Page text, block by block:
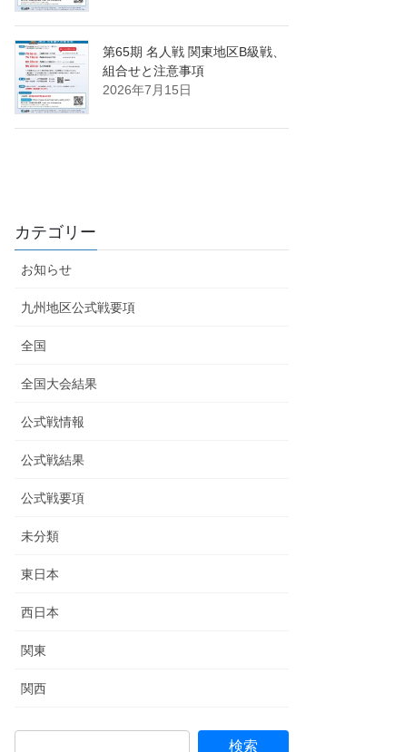
第65期 名人戦 関東地区B級戦、
組合せと注意事項
2026年7月15日
カテゴリー
お知らせ
九州地区公式戦要項
全国
全国大会結果
公式戦情報
公式戦結果
公式戦要項
未分類
東日本
西日本
関東
関西